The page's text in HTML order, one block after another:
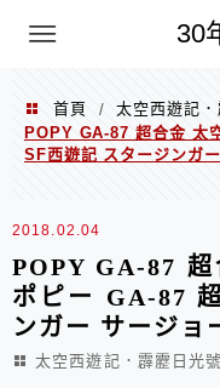
30
PC
首頁 / 太空西遊記
POPY GA-87 超合金 太
SF西遊記 スタージンガ
2018.02.04
POPY GA-87
ポピー GA-87
ンガー サージョ
太空西遊記．霹靂日光號